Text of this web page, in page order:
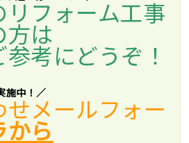
リフォーム工事
方は
参考にどうぞ！
中！ ／
メールフォー
から